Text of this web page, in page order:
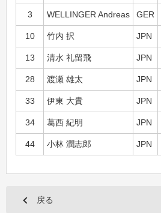
3 WELLINGER Andreas GER
10 竹内 択 JPN
13 清水 礼留飛 JPN
28 渡瀬 雄太 JPN
33 伊東 大貴 JPN
34 葛西 紀明 JPN
44 小林 潤志郎 JPN
戻る